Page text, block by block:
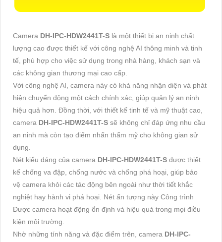
Camera DH-IPC-HDW2441T-S là một thiết bị an ninh chất
lượng cao được thiết kế với công nghệ AI thông minh và tinh
tế, phù hợp cho việc sử dụng trong nhà hàng, khách sạn và
các không gian thương mại cao cấp.
Với công nghệ AI, camera này có khả năng nhận diện và phát
hiện chuyển động một cách chính xác, giúp quản lý an ninh
hiệu quả hơn. Đồng thời, với thiết kế tinh tế và mỹ thuật cao,
camera DH-IPC-HDW2441T-S sẽ không chỉ đáp ứng nhu cầu
an ninh mà còn tạo điểm nhấn thẩm mỹ cho không gian sử
dụng.
Nét kiểu dáng của camera DH-IPC-HDW2441T-S được thiết
kế chống va đập, chống nước và chống phá hoại, giúp bảo
vệ camera khỏi các tác động bên ngoài như thời tiết khắc
nghiệt hay hành vi phá hoại. Nét ấn tượng này Công trình
Được camera hoạt động ổn định và hiệu quả trong mọi điều
kiện môi trường.
Nhờ những tính năng và đặc điểm trên, camera DH-IPC-